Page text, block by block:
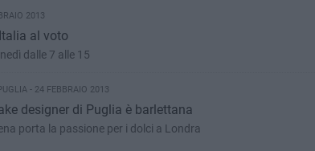
2013
al voto
dalle 7 alle 15
- 24 FEBBRAIO 2013
designer di Puglia è barlettana
porta la passione per i dolci a Londra